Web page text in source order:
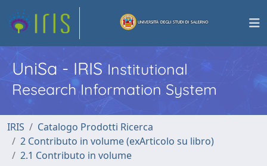
UniSa - IRISInstitutional
Research Information System
IRIS
Catalogo Prodotti Ricerca
2 Contributo in volume (exArticolo su libro)
2.1 Contributo in volume